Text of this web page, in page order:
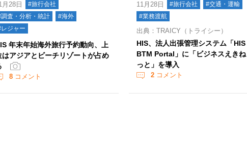
月28日
#旅行会社
査・分析・統計
#海外
ジャー
年末年始海外旅行予約動向、上
はアジアとビーチリゾートが占め
8コメント
11月28日 #旅行会社
#交通・運輸
#業務渡航
出典：TRAICY（トライシー）
HIS、法人出張管理システム「HIS
BTM Portal」に「ビジネスえきね
っと」を導入
2 コメント